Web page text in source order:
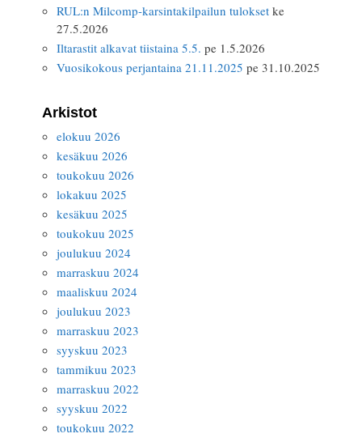
RUL:n Milcomp-karsintakilpailun tulokset ke
27.5.2026
Iltarastit alkavat tiistaina 5.5. pe 1.5.2026
Vuosikokous perjantaina 21.11.2025 pe 31.10.2025
Arkistot
elokuu 2026
kesäkuu 2026
toukokuu 2026
lokakuu 2025
kesäkuu 2025
toukokuu 2025
joulukuu 2024
marraskuu 2024
maaliskuu 2024
joulukuu 2023
marraskuu 2023
syyskuu 2023
tammikuu 2023
marraskuu 2022
syyskuu 2022
toukokuu 2022